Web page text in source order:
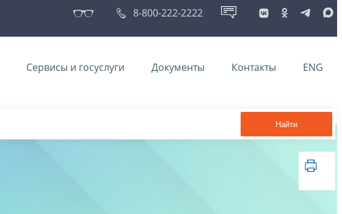
8-800-222-2222
Сервисы и госуслуги Документы Контакты ENG
Найти